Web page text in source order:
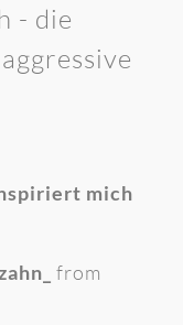
- die
mich
from